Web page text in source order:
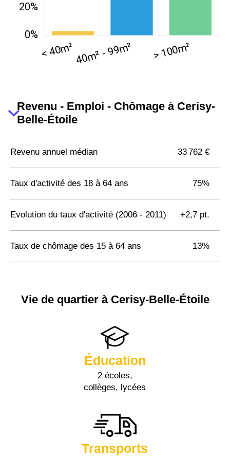
Revenu - Emploi - Chômage à Cerisy-
Belle-Étoile
Revenu annuel médian 33 762 €
Taux d'activité des 18 à 64 ans 75%
Evolution du taux d'activité (2006 - 2011) +2,7 pt.
Taux de chômage des 15 à 64 ans 13%
Vie de quartier à Cerisy-Belle-Étoile
Éducation
2 écoles,
collèges, lycées
Transports